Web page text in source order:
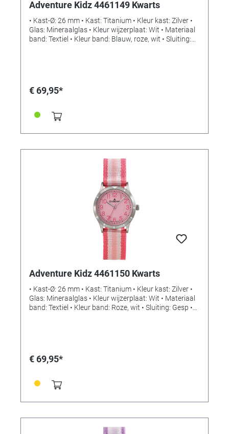
Adventure Kidz 4461149 Kwarts
• Kast-Ø: 26 mm • Kast: Titanium • Kleur kast: Zilver •
Glas: Mineraalglas • Kleur wijzerplaat: Wit • Materiaal
band: Textiel • Kleur band: Blauw, roze, wit • Sluiting:
€ 69,95*
Adventure Kidz 4461150 Kwarts
• Kast-Ø: 26 mm • Kast: Titanium • Kleur kast: Zilver •
Glas: Mineraalglas • Kleur wijzerplaat: Wit • Materiaal
band: Textiel • Kleur band: Roze, wit • Sluiting: Gesp •
€ 69,95*